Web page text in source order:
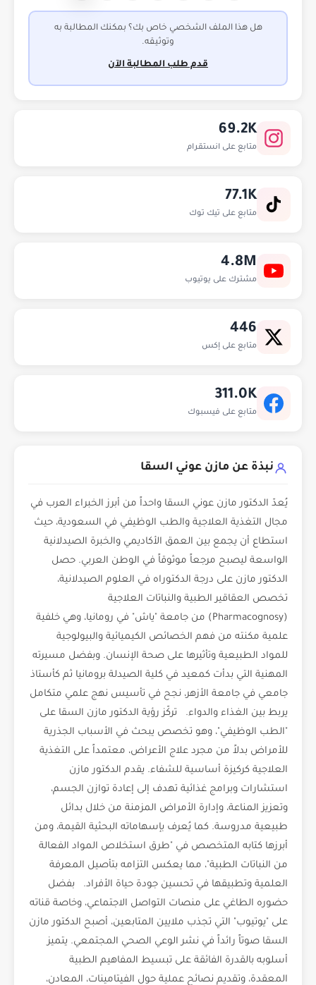
هل هذا الملف الشخصي خاص بك؟ بمكنك المطالبة به
وتوثيقه.
قدم طلب المطالبة الآن
69.2K
متابع على انستقرام
77.1K
متابع على تيك توك
4.8M
مشترك على يوتيوب
446
متابع على إكس
311.0K
متابع على فيسبوك
نبذة عن مازن عوني السقا
يُعدّ الدكتور مازن عوني السقا واحداً من أبرز الخبراء العرب في
مجال التغذية العلاجية والطب الوظيفي في السعودية، حيث
استطاع أن يجمع بين العمق الأكاديمي والخبرة الصيدلانية
الواسعة ليصبح مرجعاً موثوقاً في الوطن العربي. حصل
الدكتور مازن على درجة الدكتوراه في العلوم الصيدلانية،
تخصص العقاقير الطبية والنباتات العلاجية
(Pharmacognosy) من جامعة "ياش" في رومانيا، وهي خلفية
علمية مكنته من فهم الخصائص الكيميائية والبيولوجية
للمواد الطبيعية وتأثيرها على صحة الإنسان. وبفضل مسيرته
المهنية التي بدأت كمعيد في كلية الصيدلة برومانيا ثم كأستاذ
جامعي في جامعة الأزهر، نجح في تأسيس نهج علمي متكامل
يربط بين الغذاء والدواء. تركّز رؤية الدكتور مازن السقا على
"الطب الوظيفي"، وهو تخصص يبحث في الأسباب الجذرية
للأمراض بدلاً من مجرد علاج الأعراض، معتمداً على التغذية
العلاجية كركيزة أساسية للشفاء. يقدم الدكتور مازن
استشارات وبرامج غذائية تهدف إلى إعادة توازن الجسم،
وتعزيز المناعة، وإدارة الأمراض المزمنة من خلال بدائل
طبيعية مدروسة. كما يُعرف بإسهاماته البحثية القيمة، ومن
أبرزها كتابه المتخصص في "طرق استخلاص المواد الفعالة
من النباتات الطبية"، مما يعكس التزامه بتأصيل المعرفة
العلمية وتطبيقها في تحسين جودة حياة الأفراد. بفضل
حضوره الطاغي على منصات التواصل الاجتماعي، وخاصة قناته
على "يوتيوب" التي تجذب ملايين المتابعين، أصبح الدكتور مازن
السقا صوتاً رائداً في نشر الوعي الصحي المجتمعي. يتميز
أسلوبه بالقدرة الفائقة على تبسيط المفاهيم الطبية
المعقدة، وتقديم نصائح عملية حول الفيتامينات، المعادن،